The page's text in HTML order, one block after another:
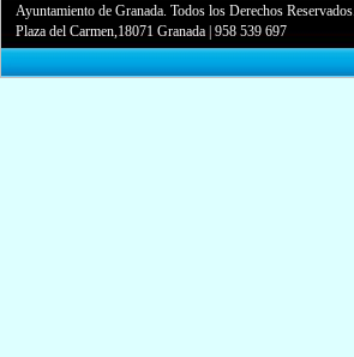
Ayuntamiento de Granada. Todos los Derechos Reservados.
Plaza del Carmen,18071 Granada |958 539 697